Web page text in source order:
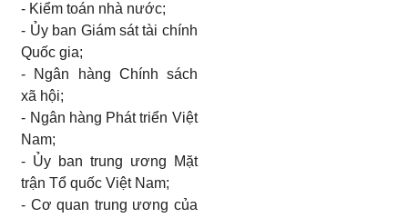
- Kiểm toán nhà nước;
- Ủyban Giám sát tài chính
Quốc gia;
- Ngân hàng Chính sách
xã hội;
- Ngân hàng Phát triển Việt
Nam;
- Ủy ban trung ương Mặt
trận Tổ quốc Việt Nam;
- Cơ quan trung ương của